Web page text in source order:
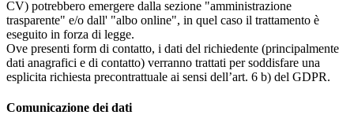
CV) potrebbero emergere dalla sezione "amministrazione
trasparente" e/o dall' "albo online", in quel caso il trattamento è
eseguito in forza di legge.
Ove presenti form di contatto, i dati del richiedente (principalmente
dati anagrafici e di contatto) verranno trattati per soddisfare una
esplicita richiesta precontrattuale ai sensi dell’art. 6 b) del GDPR.
Comunicazione dei dati